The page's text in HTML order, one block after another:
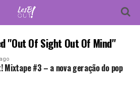
"Out Of Sight Out Of Mind"
Mixtape #3 – a nova geração do pop